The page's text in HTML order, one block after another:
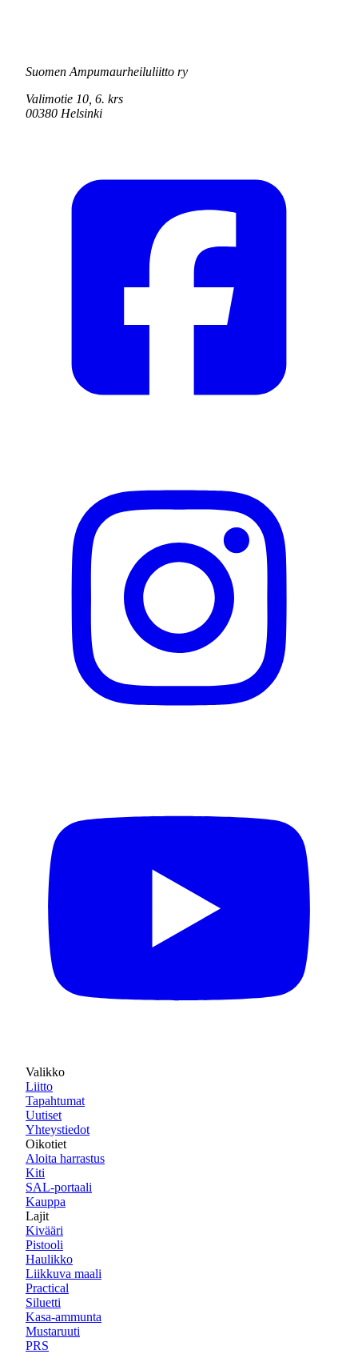
Suomen Ampumaurheiluliitto ry
Valimotie 10, 6. krs
00380 Helsinki
Valikko
Liitto
Tapahtumat
Uutiset
Yhteystiedot
Oikotiet
Aloita harrastus
Kiti
SAL-portaali
Kauppa
Lajit
Kivääri
Pistooli
Haulikko
Liikkuva maali
Practical
Siluetti
Kasa-ammunta
Mustaruuti
PRS